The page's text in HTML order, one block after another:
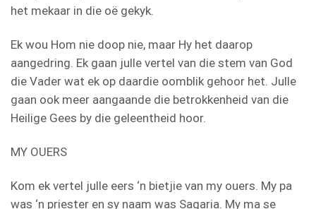
het mekaar in die oë gekyk.
Ek wou Hom nie doop nie, maar Hy het daarop
aangedring. Ek gaan julle vertel van die stem van God
die Vader wat ek op daardie oomblik gehoor het. Julle
gaan ook meer aangaande die betrokkenheid van die
Heilige Gees by die geleentheid hoor.
MY OUERS
Kom ek vertel julle eers ‘n bietjie van my ouers. My pa
was ‘n priester en sy naam was Sagaria. My ma se